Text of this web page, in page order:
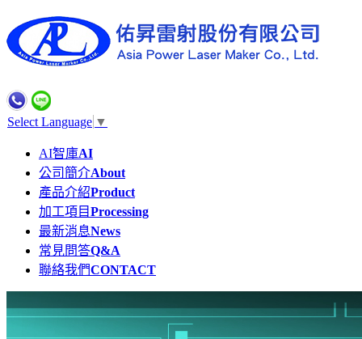
Select Language ▼
AI智庫AI
公司簡介About
產品介紹Product
加工項目Processing
最新消息News
常見問答Q&A
聯絡我們CONTACT